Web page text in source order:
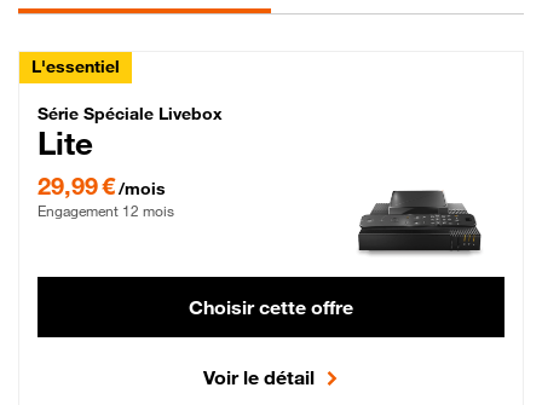
L'essentiel
Série Spéciale Livebox Lite Fibre
Série Spéciale Livebox
Lite
29,99 €/mois
Engagement 12 mois
Choisir cette offre
Voir le détail